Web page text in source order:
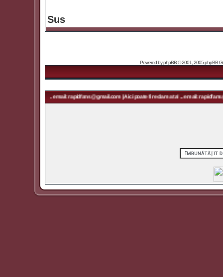
Sus
Powered byphpBB© 2001, 2005 phpBB
... email: rapidfans@gmail.com | Aici poate fi reclama ta! ... email: rapidfans@gmail.com